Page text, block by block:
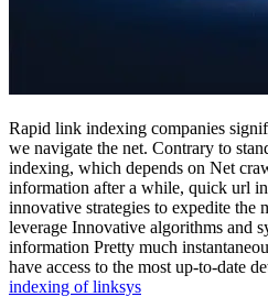
Rapid link indexing companies
we navigate the net. Contrary to
indexing, which depends on Net
information after a while, quick url
innovative strategies to expedite the
leverage Innovative algorithms and
information Pretty much
have access to the most up-to-date
indexing of linksys